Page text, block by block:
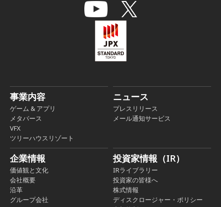
事業内容
ゲーム & アプリ
メタバース
VFX
ツリーハウスリゾート
ニュース
プレスリリース
メール通知サービス
企業情報
価値観と文化
会社概要
沿革
グループ会社
投資家情報（IR）
IRライブラリー
投資家の皆様へ
株式情報
ディスクロージャー・ポリシー